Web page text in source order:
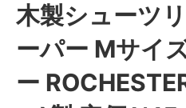
木製シューツ
ーパー Mサイ
ー